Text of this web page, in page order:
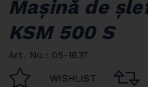
Mașină de
KSM 500 S
Art. No.: 05-1637
WISHLIST